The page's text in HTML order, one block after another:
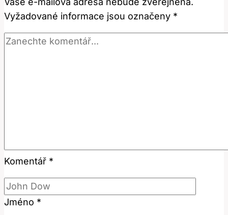
českém
kontextu!
Vyžadované informace jsou označeny *
Komentář *
Jméno *